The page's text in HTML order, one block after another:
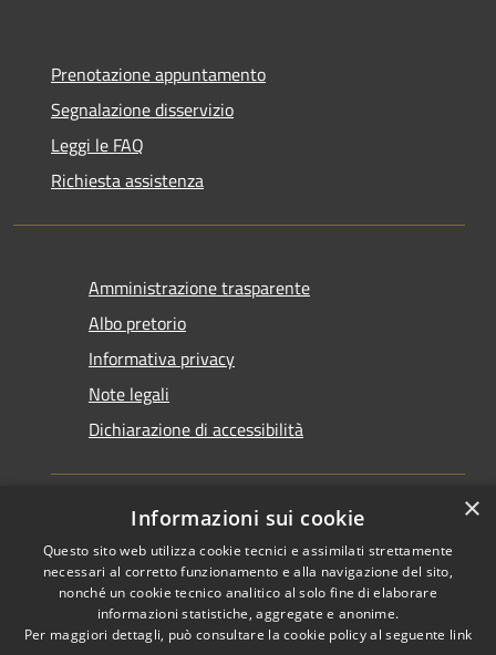
Prenotazione appuntamento
Segnalazione disservizio
Leggi le FAQ
Richiesta assistenza
Amministrazione trasparente
Albo pretorio
Informativa privacy
Note legali
Dichiarazione di accessibilità
RSS
Accessibilità
Cookie
Copyright © 2026 • Comune di
Santarcangelo di Romagna •
Powered byMunicipium
×
Informazioni sui cookie
Questo sito web utilizza cookie tecnici e assimilati strettamente
necessari al corretto funzionamento e alla navigazione del sito,
nonché un cookie tecnico analitico al solo fine di elaborare
informazioni statistiche, aggregate e anonime.
Per maggiori dettagli, può consultare la cookie policy al seguente link